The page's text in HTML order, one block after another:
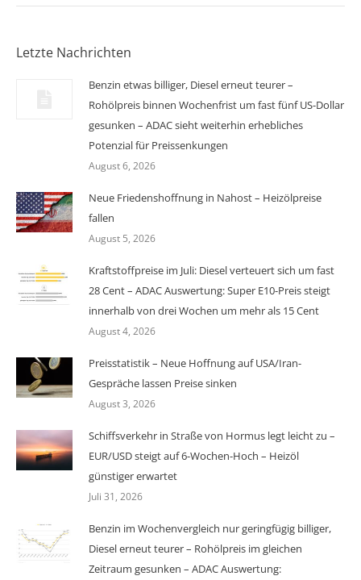
Letzte Nachrichten
Benzin etwas billiger, Diesel erneut teurer –
Rohölpreis binnen Wochenfrist um fast fünf US-Dollar
gesunken – ADAC sieht weiterhin erhebliches
Potenzial für Preissenkungen
August 6, 2026
Neue Friedenshoffnung in Nahost – Heizölpreise
fallen
August 5, 2026
Kraftstoffpreise im Juli: Diesel verteuert sich um fast
28 Cent – ADAC Auswertung: Super E10-Preis steigt
innerhalb von drei Wochen um mehr als 15 Cent
August 4, 2026
Preisstatistik – Neue Hoffnung auf USA/Iran-
Gespräche lassen Preise sinken
August 3, 2026
Schiffsverkehr in Straße von Hormus legt leicht zu –
EUR/USD steigt auf 6-Wochen-Hoch – Heizöl
günstiger erwartet
Juli 31, 2026
Benzin im Wochenvergleich nur geringfügig billiger,
Diesel erneut teurer – Rohölpreis im gleichen
Zeitraum gesunken – ADAC Auswertung: